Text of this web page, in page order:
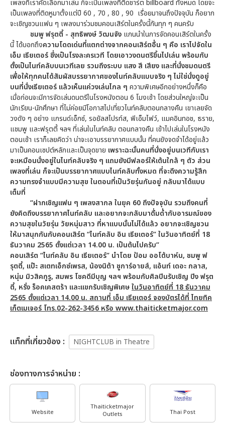
เพลงที่เราคัดเลือกมาเล่น ก็จะเป็นเพลงที่ติดชาร์ต billboard ทั้งหมด โดยจะ
เป็นเพลงที่ติดหูมาตั้งแต่ปี 60 , 70 , 80 , 90 เรื่อยมาจนถึงปัจจุบัน ก็อยาก
จะเชิญชวนแฟน ๆ เพลงมาร่วมชมคอนเสิร์ตในครั้งนี้กันทุก ๆ คนครับ
ชมพู ฟรุตตี้ - สุทธิพงษ์ วัฒนจัง แกนนำในการจัดคอนเสิร์ตในครั้ง
นี้ ได้บอกถึงความโดดเด่นที่แตกต่างจากคอนเสิร์ตอื่น ๆ คือ เราไปจัดใน
เอ็ม เธียเตอร์ ซึ่งเป็นโรงละครเวที โดยเอาวงดนตรีขึ้นไปเล่น พร้อมกับ
ตั้งเป็นไนท์คลับบนเวทีเลย รวมถึงระบบ แสง สี เสียง และที่นั่งชมดนตรี
เพื่อให้ทุกคนได้สัมผัสบรรยากาศของไนท์คลับแบบจริง ๆ ไม่ใช่นั่งดูอยู่
บนที่นั่งเธียเตอร์ แล้วเห็นแค่วงเล่นไกล ๆ ความพิเศษอีกอย่างหนึ่งก็คือ
เมื่อก่อนจะมีการจัดเล่นดนตรีในโรงหนังตอน 6 โมงเช้า โดยส่วนใหญ่จะเป็น
นักเรียน-นักศึกษา ที่ไม่ค่อยมีโอกาสไปเที่ยวไนท์คลับตอนกลางคืน เขาเลยจัด
วงดัง ๆ อย่าง แกรนด์เอ็กซ์, รอยัลสไปรท์ส, พีเอ็มไฟว์, แมคอินทอช, ธราย,
แชมพู และฟรุตตี้ ฯลฯ ที่เล่นในไนท์คลับ ตอนกลางคืน เข้าไปเล่นในโรงหนัง
ตอนเช้า เราก็เลยคิดว่า น่าจะเอาบรรยากาศแบบนั้น ที่คนยังจดจำได้อยู่แล้ว
มาเป็นคอนเซปต์หลักและเป็นจุดขาย เพราะฉะนั้นคนที่นั่งอยู่บนเวทีกับเรา
จะเหมือนนั่งอยู่ในไนท์คลับจริง ๆ แถมยังมีฟลอร์ให้เต้นใกล้ ๆ ตัว ส่วน
เพลงที่เล่น ก็จะเป็นบรรยากาศแบบไนท์คลับทั้งหมด ที่จะดึงความรู้สึก
ความทรงจำแบบมีความสุข ในตอนที่เป็นวัยรุ่นกันอยู่ กลับมาได้แบบ
เต็มที่
“ฝากเชิญแฟน ๆ เพลงสากล ในยุค 60 ถึงปัจจุบัน รวมถึงคนที่
ยังคิดถึงบรรยากาศไนท์คลับ และอยากจะกลับมาดื่มด่ำกับอารมณ์ของ
ความสุขในวัยรุ่น วัยหนุ่มสาว ที่หาแบบนั้นไม่ได้แล้ว อยากจะเชิญชวน
ให้มาสนุกกันกับคอนเสิร์ต “ไนท์คลับ อิน เธียเตอร์” ในวันอาทิตย์ที่ 18
ธันวาคม 2565 ตั้งแต่เวลา 14.00 น. เป็นต้นไปครับ”
คอนเสิร์ต “ไนท์คลับ อิน เธียเตอร์” นำโดย ป้อม ออโต้บาห์น, ชมพู ฟ
รุตตี้, แป๊ะ สเตทเอ็กซ์เพรส, น้องนิต้า ชูการ์อายส์, แอ้นท์ เดอะ กลาส,
หนุ่ม มิวสิคกูรู, สมพร โชคดีมีบุญ ฯลฯ พร้อมกับศิลปินรับเชิญ ปิง ฟรุต
ตี้, หรั่ง ร็อคเคสตร้า และแขกรับเชิญพิเศษในวันอาทิตย์ที่ 18 ธันวาคม
2565 ตั้งแต่เวลา 14.00 น. สถานที่ เอ็ม เธียเตอร์ จองบัตรได้ที่ ไทยทิค
เก็ตเมเจอร์ โทร.02-262-3456 หรือ www.thaiticketmajor.com
เเท็กที่เกี่ยวข้อง : NIGHTCLUB in Theatre
ช่องทางการจำหน่าย :
Website
Thaiticketmajor
Outlets
Thai Post